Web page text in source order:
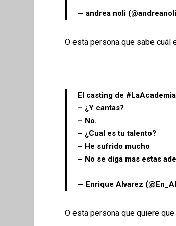
— andrea noli
O esta persona que sabe cuál
El casting de #LaAcademia
– ¿Y cantas?
– No.
– ¿Cual es tu talento?
– He sufrido mucho
– No se diga mas estas
— Enrique Alvarez
O esta persona que quiere